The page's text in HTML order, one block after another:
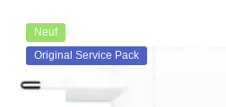
Neuf
Original Service Pack